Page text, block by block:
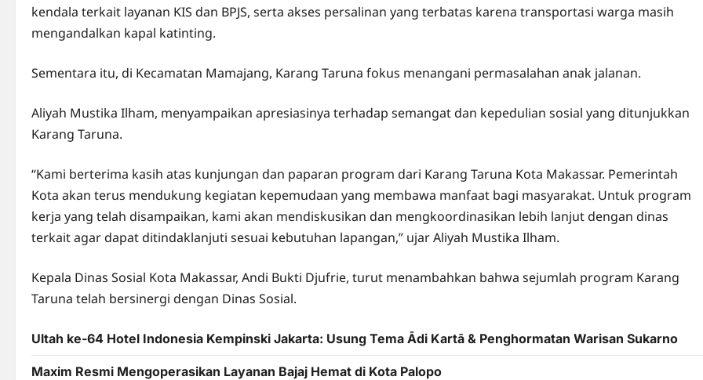
kendala terkait layanan KIS dan BPJS, serta akses persalinan yang terbatas karena transportasi warga masih
mengandalkan kapal katinting.
Sementara itu, di Kecamatan Mamajang, Karang Taruna fokus menangani permasalahan anak jalanan.
Aliyah Mustika Ilham, menyampaikan apresiasinya terhadap semangat dan kepedulian sosial yang ditunjukkan
Karang Taruna.
“Kami berterima kasih atas kunjungan dan paparan program dari Karang Taruna Kota Makassar. Pemerintah
Kota akan terus mendukung kegiatan kepemudaan yang membawa manfaat bagi masyarakat. Untuk program
kerja yang telah disampaikan, kami akan mendiskusikan dan mengkoordinasikan lebih lanjut dengan dinas
terkait agar dapat ditindaklanjuti sesuai kebutuhan lapangan,” ujar Aliyah Mustika Ilham.
Kepala Dinas Sosial Kota Makassar, Andi Bukti Djufrie, turut menambahkan bahwa sejumlah program Karang
Taruna telah bersinergi dengan Dinas Sosial.
Ultah ke-64 Hotel Indonesia Kempinski Jakarta: Usung Tema Ādi Kartā & Penghormatan Warisan Sukarno
Maxim Resmi Mengoperasikan Layanan Bajaj Hemat di Kota Palopo